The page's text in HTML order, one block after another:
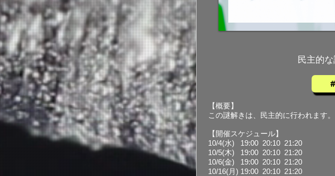
民主的
【概要】
​この謎解きは、民主的に行われます。
【開催スケジュール】
10/4(水)
19:00 20:10 21:20
10/5(木) 19:00 20:10 21:20
10/6(金) 19:00 20:10 21:20
10/16(月) 19:00 20:10 21:20